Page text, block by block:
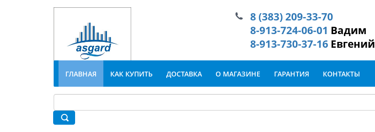
8 (383) 209-33-70
8-913-724-06-01 Вадим
8-913-730-37-16 Евгений
ГЛАВНАЯ КАК КУПИТЬ ДОСТАВКА О МАГАЗИНЕ ГАРАНТИЯ КОНТАКТЫ